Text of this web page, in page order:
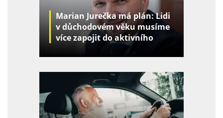
Marian Jurečka má plán: Lidi
v důchodovém věku musíme
více zapojit do aktivního